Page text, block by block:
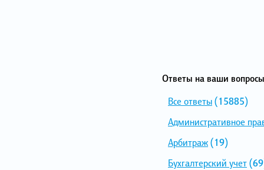
Ответы на ваши
Все ответы(15885)
Административное
Арбитраж(19)
Бухгалтерский учет